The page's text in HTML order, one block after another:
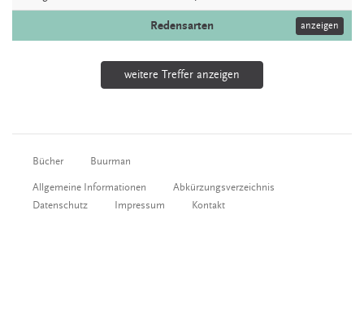
Redensarten anzeigen
weitere Treffer anzeigen
Bücher Buurman
Allgemeine Informationen
Abkürzungsverzeichnis
Datenschutz
Impressum Kontakt